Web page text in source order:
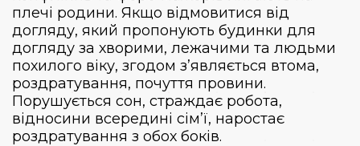
плечі родини. Якщо відмовитися від
догляду, який пропонують будинки для
догляду за хворими, лежачими та людьми
похилого віку, згодом з’являється втома,
роздратування, почуття провини.
Порушується сон, страждає робота,
відносини всередині сім’ї, наростає
роздратування з обох боків.